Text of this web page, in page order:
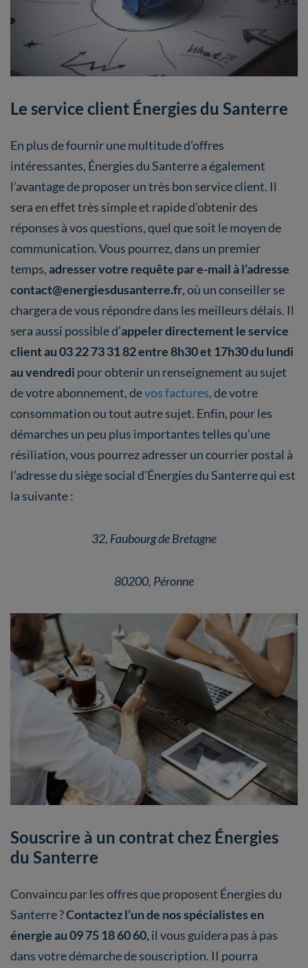
Le service client Énergies du Santerre
En plus de fournir une multitude d’offres
intéressantes, Énergies du Santerre a également
l’avantage de proposer un très bon service client. Il
sera en effet très simple et rapide d’obtenir des
réponses à vos questions, quel que soit le moyen de
communication. Vous pourrez, dans un premier
temps,adresser votre requête par e-mail à l’adresse
contact@energiesdusanterre.fr, où un conseiller se
chargera de vous répondre dans les meilleurs délais. Il
sera aussi possible d’appeler directement le service
client au 03 22 73 31 82 entre 8h30 et 17h30 du lundi
au vendredi pour obtenir un renseignement au sujet
de votre abonnement, devos factures, de votre
consommation ou tout autre sujet. Enfin, pour les
démarches un peu plus importantes telles qu’une
résiliation, vous pourrez adresser un courrier postal à
l’adresse du siège social d’Énergies du Santerre qui est
la suivante :
32, Faubourg de Bretagne
80200, Péronne
Souscrire à un contrat chez Énergies
du Santerre
Convaincu par les offres que proposent Énergies du
Santerre ?Contactez l’un de nos spécialistes en
énergie au 09 75 18 60 60, il vous guidera pas à pas
dans votre démarche de souscription. II pourra